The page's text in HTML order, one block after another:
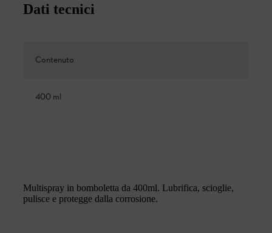
Dati tecnici
Contenuto
400 ml
Multispray in bomboletta da 400ml. Lubrifica, scioglie,
pulisce e protegge dalla corrosione.